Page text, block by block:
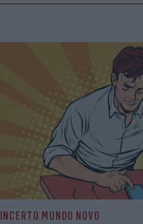
INCERTO MUNDO NOVO